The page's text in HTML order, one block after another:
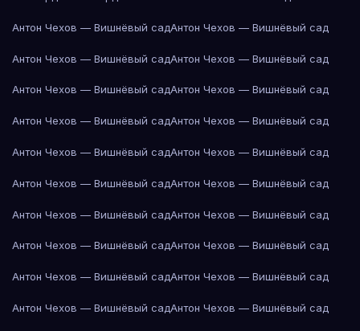
Антон Чехов — Вишнёвый садАнтон Чехов — Вишнёвый сад
Антон Чехов — Вишнёвый садАнтон Чехов — Вишнёвый сад
Антон Чехов — Вишнёвый садАнтон Чехов — Вишнёвый сад
Антон Чехов — Вишнёвый садАнтон Чехов — Вишнёвый сад
Антон Чехов — Вишнёвый садАнтон Чехов — Вишнёвый сад
Антон Чехов — Вишнёвый садАнтон Чехов — Вишнёвый сад
Антон Чехов — Вишнёвый садАнтон Чехов — Вишнёвый сад
Антон Чехов — Вишнёвый садАнтон Чехов — Вишнёвый сад
Антон Чехов — Вишнёвый садАнтон Чехов — Вишнёвый сад
Антон Чехов — Вишнёвый садАнтон Чехов — Вишнёвый сад